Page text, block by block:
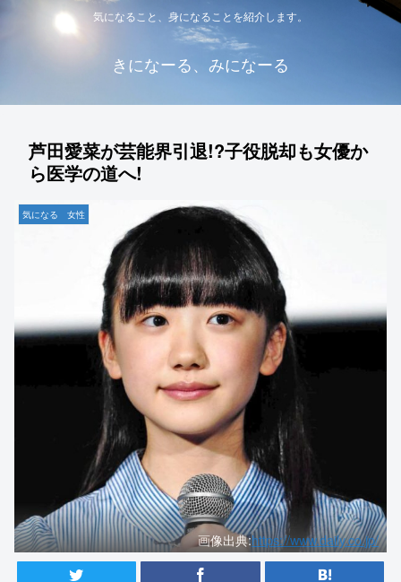
気になること、身になることを紹介します。
きになーる、みになーる
芦田愛菜が芸能界引退!?子役脱却も女優か
ら医学の道へ!
気になる 女性
画像出典:https://www.daily.co.jp/